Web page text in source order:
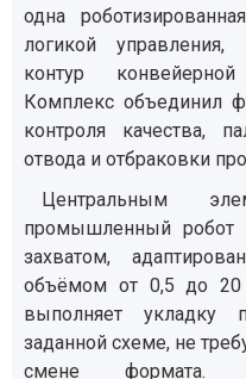
одна
логикой
контур
Комплекс объединил
контроля качества,
отвода и отбраковки
Центральным
промышленный
захватом,
объёмом от 0,5 до 20
выполняет укладку
заданной схеме, не
смене формата.